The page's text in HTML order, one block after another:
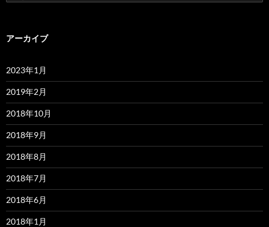
索:
アーカイブ
2023年1月
2019年2月
2018年10月
2018年9月
2018年8月
2018年7月
2018年6月
2018年1月